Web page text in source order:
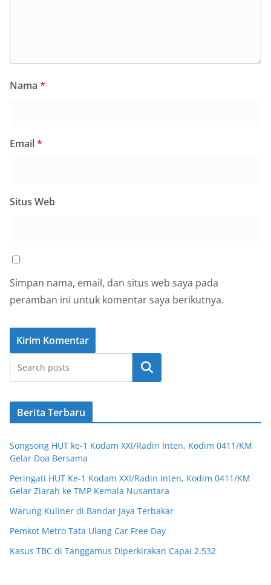
Nama *
Email*
Situs Web
Simpan nama, email, dan situs web saya pada
peramban ini untuk komentar saya berikutnya.
Cari
Berita Terbaru
Songsong HUT ke-1 Kodam XXI/Radin Inten, Kodim 0411/KM
Gelar Doa Bersama
Peringati HUT Ke-1 Kodam XXI/Radin Inten, Kodim 0411/KM
Gelar Ziarah ke TMP Kemala Nusantara
Warung Kuliner di Bandar Jaya Terbakar
Pemkot Metro Tata Ulang Car Free Day
Kasus TBC di Tanggamus Diperkirakan Capai 2.532